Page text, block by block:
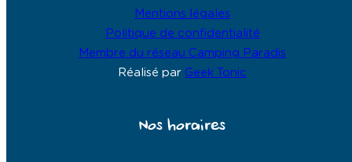
Mentions légales
Politique de confidentialité
Membre du réseau Camping Paradis
Réalisé par Geek Tonic
Nos horaires